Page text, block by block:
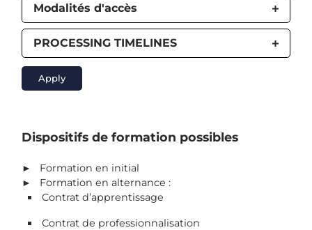
Modalités d'accès
PROCESSING TIMELINES
Apply
Dispositifs de formation possibles
► Formation en initial
► Formation en alternance :
Contrat d’apprentissage
Contrat de professionnalisation